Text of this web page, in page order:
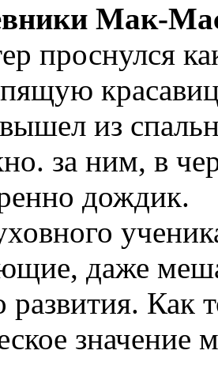
Мак-
проснулся
из
за ним, в
даже
развития. Как
значение